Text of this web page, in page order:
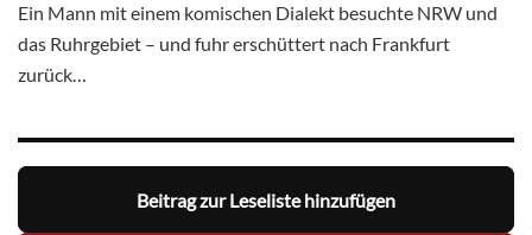
Ein Mann mit einem komischen Dialekt besuchte NRW und
das Ruhrgebiet – und fuhr erschüttert nach Frankfurt
zurück…
Beitrag zur Leseliste hinzufügen